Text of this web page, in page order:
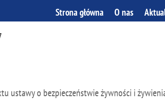
Strona główna O nas
ustawy o bezpieczeństwie żywności i